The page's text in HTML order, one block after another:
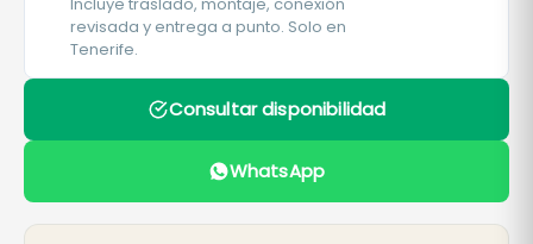
revisada y entrega a punto. Solo en
Tenerife.
Consultar disponibilidad
WhatsApp